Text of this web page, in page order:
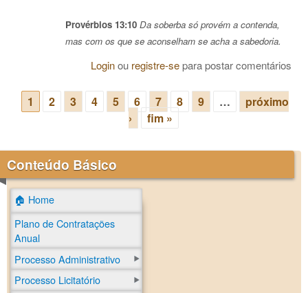
Provérbios 13:10 Da soberba só provém a contenda,
mas com os que se aconselham se acha a sabedoria.
Loginou registre-separa postar comentários
Páginas
1 2 3 4 5 6 7 8 9 …
próximo
›
fim »
Conteúdo Básico
🏠 Home
Plano de Contratações
Anual
Processo Administrativo
Processo Licitatório